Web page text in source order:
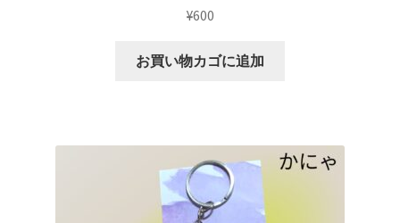
¥600
お買い物カゴに追加